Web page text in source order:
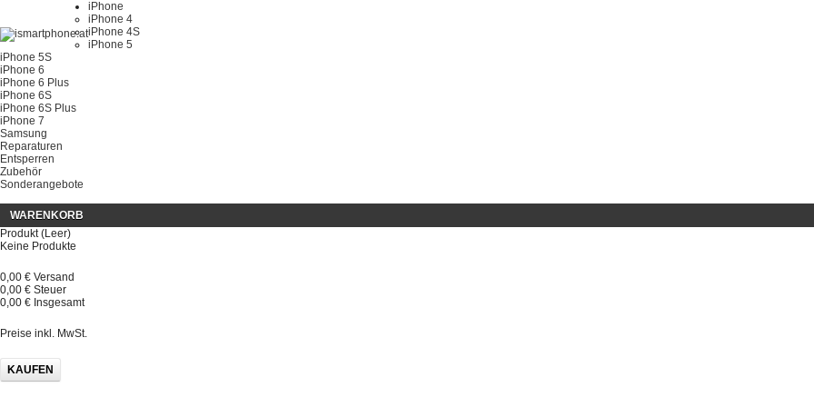
iPhone
iPhone 4
iPhone 4S
iPhone 5
iPhone 5S
iPhone 6
iPhone 6 Plus
iPhone 6S
iPhone 6S Plus
iPhone 7
Samsung
Reparaturen
Entsperren
Zubehör
Sonderangebote
WARENKORB
Produkt (Leer)
Keine Produkte
0,00 € Versand
0,00 € Steuer
0,00 € Insgesamt
Preise inkl. MwSt.
KAUFEN